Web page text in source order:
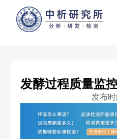
发酵过程质量监
发布